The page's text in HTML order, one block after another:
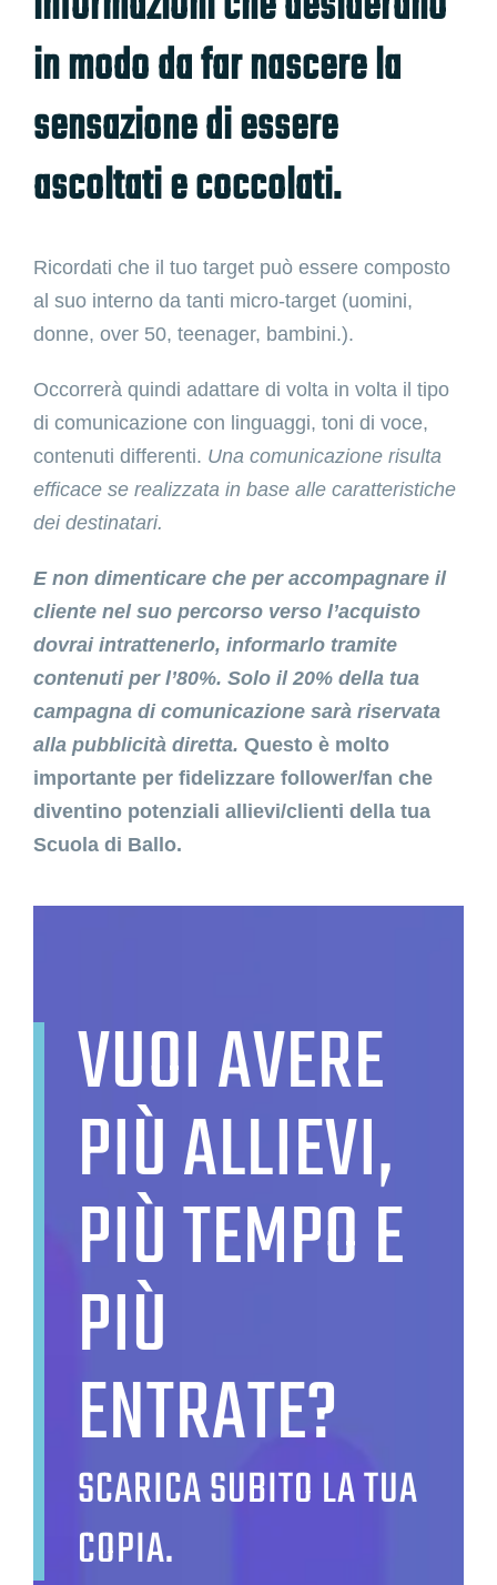
in modo da far nascere la
sensazione di essere
ascoltati e coccolati.
Ricordati che il tuo target può essere composto
al suo interno da tanti micro-target (uomini,
donne, over 50, teenager, bambini.).
Occorrerà quindi adattare di volta in volta il tipo
di comunicazione con linguaggi, toni di voce,
contenuti differenti. Una comunicazione risulta
efficace se realizzata in base alle caratteristiche
dei destinatari.
E non dimenticare che per accompagnare il
cliente nel suo percorso verso l’acquisto
dovrai intrattenerlo, informarlo tramite
contenuti per l’80%. Solo il 20% della tua
campagna di comunicazione sarà riservata
alla pubblicità diretta. Questo è molto
importante per fidelizzare follower/fan che
diventino potenziali allievi/clienti della tua
Scuola di Ballo.
VUOI AVERE
PIÙ ALLIEVI,
PIÙ TEMPO E
PIÙ
ENTRATE?
SCARICA SUBITO LA TUA
COPIA.